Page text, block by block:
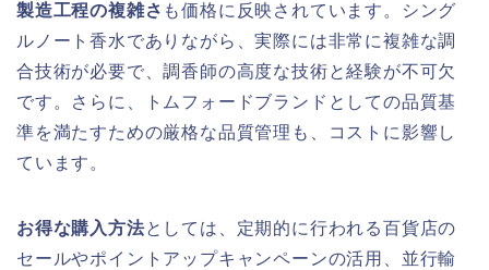
製造工程の複雑さ も価格に反映されています。シング
ルノート香水でありながら、実際には非常に複雑な調
合技術が必要で、調香師の高度な技術と経験が不可欠
です。さらに、トムフォードブランドとしての品質基
準を満たすための厳格な品質管理も、コストに影響し
ています。
お得な購入方法としては、定期的に行われる百貨店の
セールやポイントアップキャンペーンの活用、並行輸